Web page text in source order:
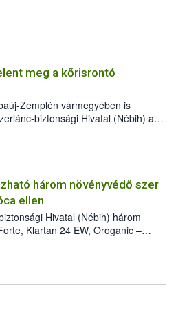
meg a kőrisrontó
Zemplén vármegyében is
biztonsági Hivatal (Nébih) a
planipennis) jelenlétét. A
találták meg, de már fertőzött
az intézkedéseket a szlovák
a terjedés megállítása érdekében.
három növényvédő szer
ellen
Hivatal (Nébih) három
Klartan 24 EW, Oroganic –
így azok a szüretet követően,
91) stádiumáig
a károsító elleni további
és ökológiai termesztésben is